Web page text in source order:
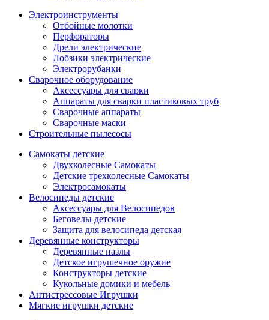
Электроинструменты
Отбойные молотки
Перфораторы
Дрели электрические
Лобзики электрические
Электрорубанки
Сварочное оборудование
Аксессуары для сварки
Аппараты для сварки пластиковых труб
Сварочные аппараты
Сварочные маски
Строительные пылесосы
Самокаты детские
Двухколесные Cамокаты
Детские трехколесные Самокаты
Электросамокаты
Велосипеды детские
Аксессуары для Велосипедов
Беговелы детские
Защита для велосипеда детская
Деревянные конструкторы
Деревянные пазлы
Детское игрушечное оружие
Конструкторы детские
Кукольные домики и мебель
Антистрессовые Игрушки
Мягкие игрушки детские